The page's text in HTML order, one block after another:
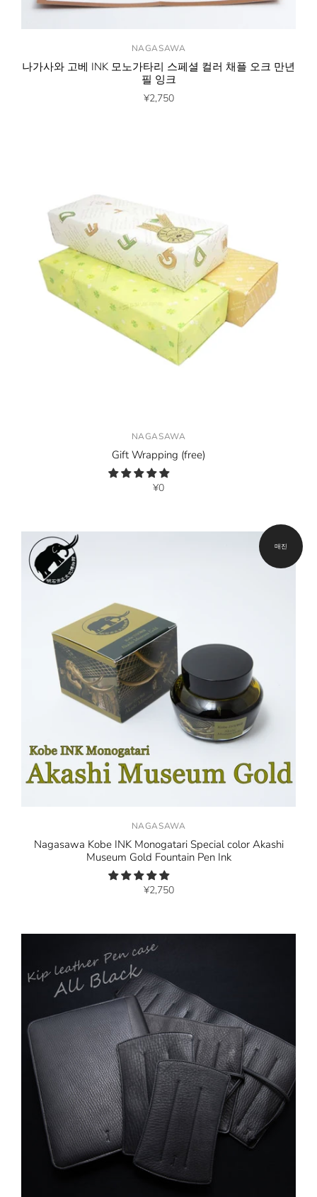
NAGASAWA
나가사와 고베 INK 모노가타리 스페셜 컬러 채플 오크 만년
필 잉크
¥2,750
NAGASAWA
Gift Wrapping (free)
¥0
NAGASAWA
Nagasawa Kobe INK Monogatari Special color Akashi
Museum Gold Fountain Pen Ink
¥2,750